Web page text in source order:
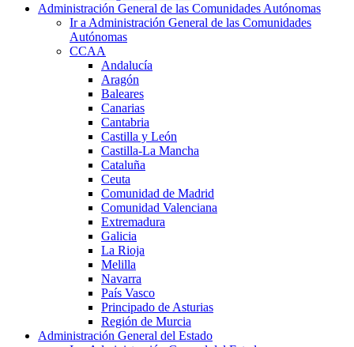
Administración General de las Comunidades Autónomas
Ir a Administración General de las Comunidades
Autónomas
CCAA
Andalucía
Aragón
Baleares
Canarias
Cantabria
Castilla y León
Castilla-La Mancha
Cataluña
Ceuta
Comunidad de Madrid
Comunidad Valenciana
Extremadura
Galicia
La Rioja
Melilla
Navarra
País Vasco
Principado de Asturias
Región de Murcia
Administración General del Estado